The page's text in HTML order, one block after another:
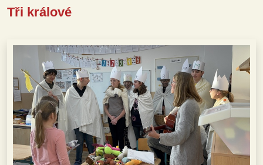
Tři králové